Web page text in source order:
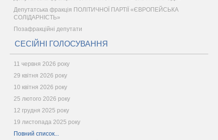
Депутатська фракція ПОЛІТИЧНОЇ ПАРТІЇ «ЄВРОПЕЙСЬКА
СОЛІДАРНІСТЬ»
Позафракційні депутати
СЕСІЙНІ ГОЛОСУВАННЯ
11 червня 2026 року
29 квітня 2026 року
10 квітня 2026 року
25 лютого 2026 року
12 грудня 2025 року
19 листопада 2025 року
Повний список...